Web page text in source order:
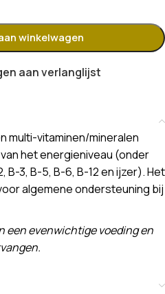
winkelwagen
aan verlanglijst
multi-vitaminen/mineralen
het energieniveau (onder
B-3, B-5, B-6, B-12 en ijzer). Het
algemene ondersteuning bij
een evenwichtige voeding en